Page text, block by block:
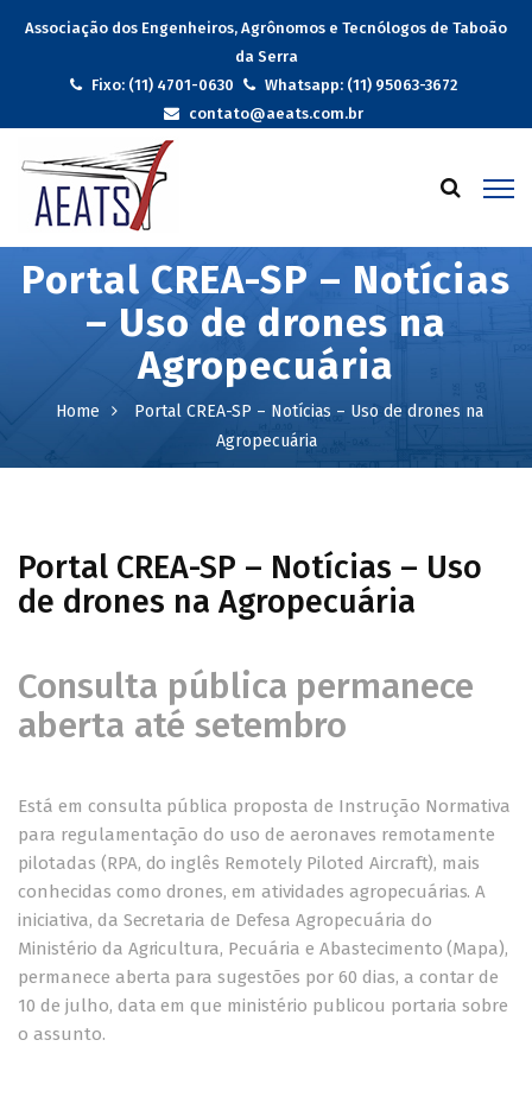
Associação dos Engenheiros, Agrônomos e Tecnólogos de Taboão
da Serra
Fixo: (11) 4701-0630
Whatsapp: (11) 95063-3672
contato@aeats.com.br
Portal CREA-SP – Notícias
– Uso de drones na
Agropecuária
Home
Portal CREA-SP – Notícias – Uso de drones na
Agropecuária
Portal CREA-SP – Notícias – Uso
de drones na Agropecuária
Consulta pública permanece
aberta até setembro
Está em consulta pública proposta de Instrução Normativa
para regulamentação do uso de aeronaves remotamente
pilotadas (RPA, do inglês Remotely Piloted Aircraft), mais
conhecidas como drones, em atividades agropecuárias. A
iniciativa, da Secretaria de Defesa Agropecuária do
Ministério da Agricultura, Pecuária e Abastecimento (Mapa),
permanece aberta para sugestões por 60 dias, a contar de
10 de julho, data em que ministério publicou portaria sobre
o assunto.